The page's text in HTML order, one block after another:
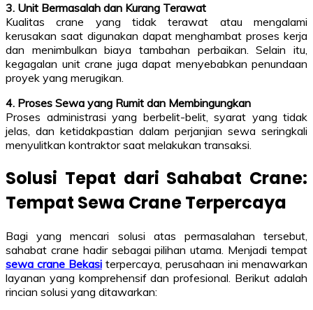
3. Unit Bermasalah dan Kurang Terawat
Kualitas crane yang tidak terawat atau mengalami
kerusakan saat digunakan dapat menghambat proses kerja
dan menimbulkan biaya tambahan perbaikan. Selain itu,
kegagalan unit crane juga dapat menyebabkan penundaan
proyek yang merugikan.
4. Proses Sewa yang Rumit dan Membingungkan
Proses administrasi yang berbelit-belit, syarat yang tidak
jelas, dan ketidakpastian dalam perjanjian sewa seringkali
menyulitkan kontraktor saat melakukan transaksi.
Solusi Tepat dari Sahabat Crane:
Tempat Sewa Crane Terpercaya
Bagi yang mencari solusi atas permasalahan tersebut,
sahabat crane hadir sebagai pilihan utama. Menjadi tempat
sewa crane Bekasi terpercaya, perusahaan ini menawarkan
layanan yang komprehensif dan profesional. Berikut adalah
rincian solusi yang ditawarkan: